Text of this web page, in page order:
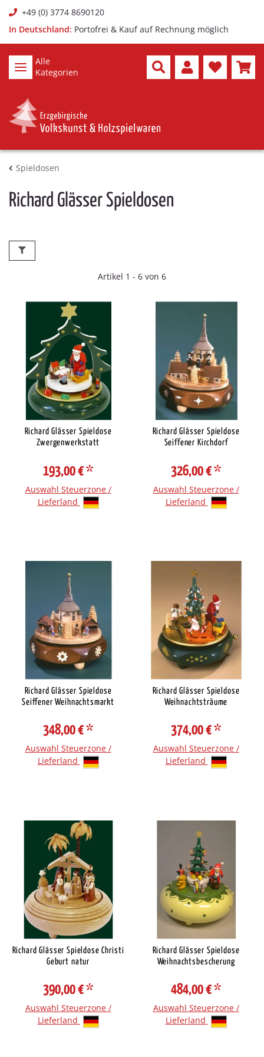
+49 (0) 3774 8690120
In Deutschland: Portofrei & Kauf auf Rechnung möglich
Alle
Kategorien
Spieldosen
Richard Glässer Spieldosen
Artikel 1 - 6 von 6
Richard Glässer Spieldose
Zwergenwerkstatt
193,00 €*
Auswahl Steuerzone /
Lieferland
Richard Glässer Spieldose
Seiffener Kirchdorf
326,00 €*
Auswahl Steuerzone /
Lieferland
Richard Glässer Spieldose
Seiffener Weihnachtsmarkt
348,00 €*
Auswahl Steuerzone /
Lieferland
Richard Glässer Spieldose
Weihnachtsträume
374,00 €*
Auswahl Steuerzone /
Lieferland
Richard Glässer Spieldose Christi
Geburt natur
390,00 €*
Auswahl Steuerzone /
Lieferland
Richard Glässer Spieldose
Weihnachtsbescherung
484,00 €*
Auswahl Steuerzone /
Lieferland